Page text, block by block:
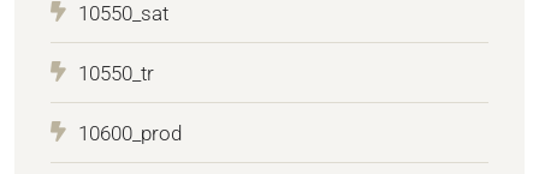
10550_sat
10550_tr
10600_prod